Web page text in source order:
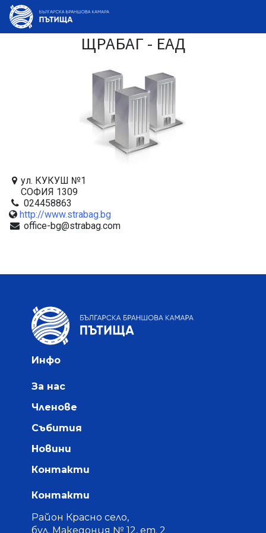
ЩРАБАГ - ЕАД
ул. КУКУШ №1
СОФИЯ 1309
024458863
http://www.strabag.bg
office-bg@strabag.com
Инфо
За нас
Членове
Събития
Новини
Контакти
Контакти
Район Красно село,
бул. Македония № 12, ет. 2